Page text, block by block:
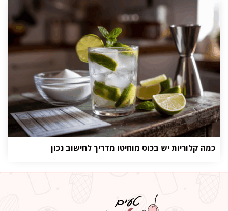
כמה קלוריות יש בכוס מוחיטו מדריך לחישוב נכון